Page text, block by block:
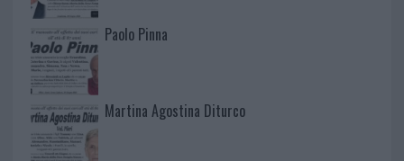
Paolo Pinna
Martina Agostina Diturco